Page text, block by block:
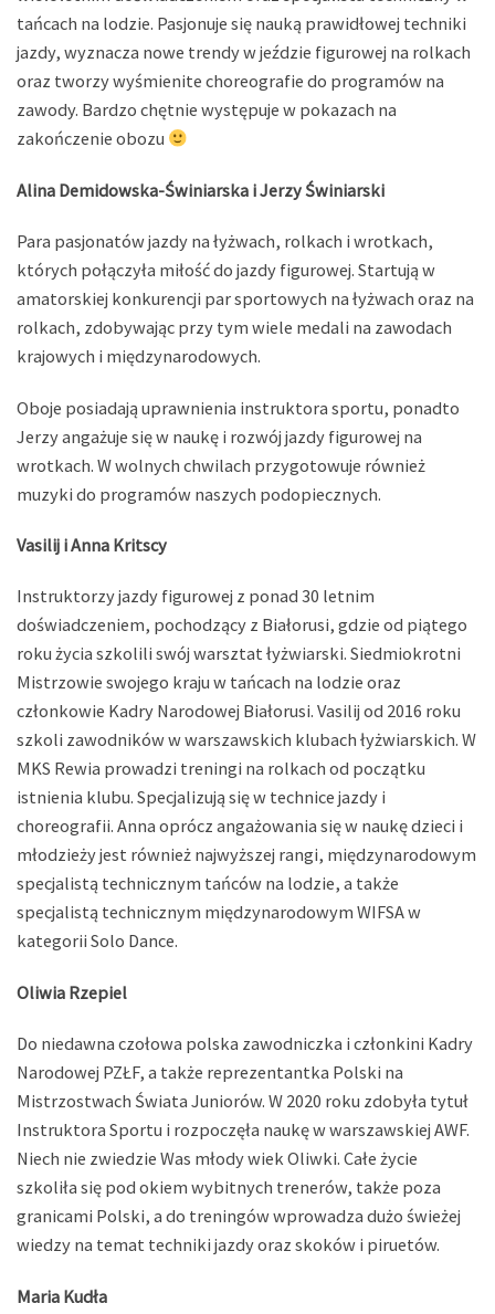
tańcach na lodzie. Pasjonuje się nauką prawidłowej techniki
jazdy, wyznacza nowe trendy w jeździe figurowej na rolkach
oraz tworzy wyśmienite choreografie do programów na
zawody. Bardzo chętnie występuje w pokazach na
zakończenie obozu
Alina Demidowska-Świniarska i Jerzy Świniarski
Para pasjonatów jazdy na łyżwach, rolkach i wrotkach,
których połączyła miłość do jazdy figurowej. Startują w
amatorskiej konkurencji par sportowych na łyżwach oraz na
rolkach, zdobywając przy tym wiele medali na zawodach
krajowych i międzynarodowych.
Oboje posiadają uprawnienia instruktora sportu, ponadto
Jerzy angażuje się w naukę i rozwój jazdy figurowej na
wrotkach. W wolnych chwilach przygotowuje również
muzyki do programów naszych podopiecznych.
Vasilij i Anna Kritscy
Instruktorzy jazdy figurowej z ponad 30 letnim
doświadczeniem, pochodzący z Białorusi, gdzie od piątego
roku życia szkolili swój warsztat łyżwiarski. Siedmiokrotni
Mistrzowie swojego kraju w tańcach na lodzie oraz
członkowie Kadry Narodowej Białorusi. Vasilij od 2016 roku
szkoli zawodników w warszawskich klubach łyżwiarskich. W
MKS Rewia prowadzi treningi na rolkach od początku
istnienia klubu. Specjalizują się w technice jazdy i
choreografii. Anna oprócz angażowania się w naukę dzieci i
młodzieży jest również najwyższej rangi, międzynarodowym
specjalistą technicznym tańców na lodzie, a także
specjalistą technicznym międzynarodowym WIFSA w
kategorii Solo Dance.
Oliwia Rzepiel
Do niedawna czołowa polska zawodniczka i członkini Kadry
Narodowej PZŁF, a także reprezentantka Polski na
Mistrzostwach Świata Juniorów. W 2020 roku zdobyła tytuł
Instruktora Sportu i rozpoczęła naukę w warszawskiej AWF.
Niech nie zwiedzie Was młody wiek Oliwki. Całe życie
szkoliła się pod okiem wybitnych trenerów, także poza
granicami Polski, a do treningów wprowadza dużo świeżej
wiedzy na temat techniki jazdy oraz skoków i piruetów.
Maria Kudła